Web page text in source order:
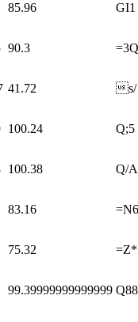
85.96 GI1
90.3 =3Q
41.72 s/
100.24 Q;5
100.38 Q/A
83.16 =N6
75.32 =Z*
99.39999999999999 Q88